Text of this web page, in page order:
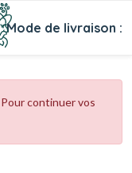
Mode de livraison :
continuer vos